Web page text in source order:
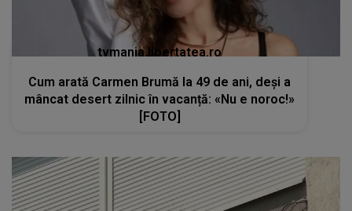
tvmania.libertatea.ro
Cum arată Carmen Brumă la 49 de ani, deși a
mâncat desert zilnic în vacanță: «Nu e noroc!»
[FOTO]